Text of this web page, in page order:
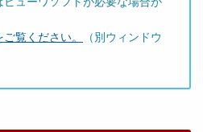
覧ください。
（別ウィンドウ